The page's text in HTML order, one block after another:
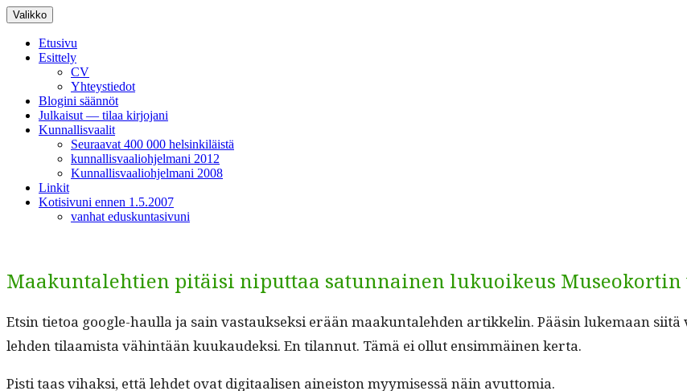
Siirry
sisältöön
Valikko
Etusivu
Esittely
CV
Yhteystiedot
Blogini säännöt
Julkaisut — tilaa kirjojani
Kunnallisvaalit
Seuraavat 400 000 helsinkiläistä
kunnallisvaaliohjelmani 2012
Kunnallisvaaliohjelmani 2008
Linkit
Kotisivuni ennen 1.5.2007
vanhat eduskuntasivuni
Maakuntalehtien pitäisi niputtaa satunnainen lukuoikeus Museokortin
Etsin tietoa google-haulla ja sain vas­tauk­sek­si erään maakun­tale­hden artikke­lin. Pääsin luke­maan
lehden tilaamista vähin­tään kuukaudek­si. En tilan­nut. Tämä ei ollut ensim­mäi­nen kerta.
Pisti taas vihak­si, että lehdet ovat dig­i­taalisen aineis­ton myymisessä näin avuttomia.